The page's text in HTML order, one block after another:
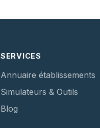
SERVICES
Annuaire établissements
Simulateurs & Outils
Blog